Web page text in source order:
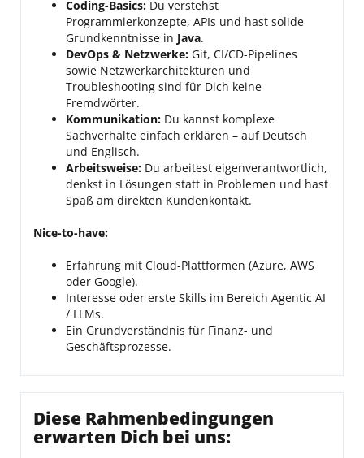
Coding-Basics: Du verstehst
Programmierkonzepte, APIs und hast solide
Grundkenntnisse in Java.
DevOps & Netzwerke: Git, CI/CD-Pipelines
sowie Netzwerkarchitekturen und
Troubleshooting sind für Dich keine
Fremdwörter.
Kommunikation: Du kannst komplexe
Sachverhalte einfach erklären – auf Deutsch
und Englisch.
Arbeitsweise: Du arbeitest eigenverantwortlich,
denkst in Lösungen statt in Problemen und hast
Spaß am direkten Kundenkontakt.
Nice-to-have:
Erfahrung mit Cloud-Plattformen (Azure, AWS
oder Google).
Interesse oder erste Skills im Bereich Agentic AI
/ LLMs.
Ein Grundverständnis für Finanz- und
Geschäftsprozesse.
Diese Rahmenbedingungen
erwarten Dich bei uns: